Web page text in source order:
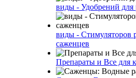
виды - Удобрений для
виды - Стимуляторов
саженцев
Препараты и Все для